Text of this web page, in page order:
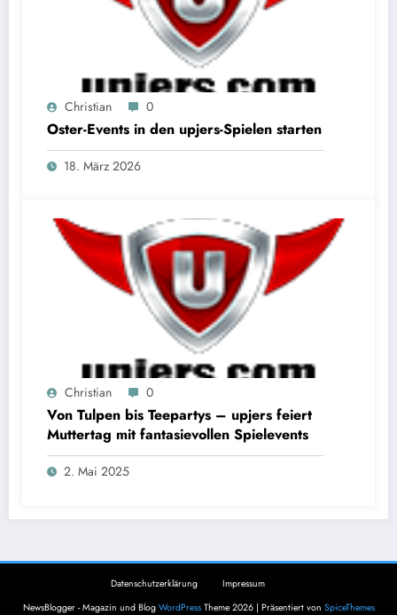
Christian 0
Oster-Events in den upjers-Spielen starten
18. März 2026
Christian 0
Von Tulpen bis Teepartys – upjers feiert
Muttertag mit fantasievollen Spielevents
2. Mai 2025
Datenschutzerklärung
Impressum
NewsBlogger - Magazin und Blog WordPressTheme 2026 | Präsentiert von SpiceThemes